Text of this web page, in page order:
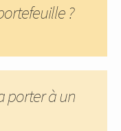
?
porter à un